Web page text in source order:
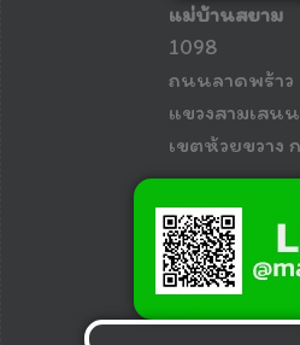
แม่บ้านสยาม
1098
ถนนลาดพร้าว
แขวงสามเสน
เขตห้วยขวาง